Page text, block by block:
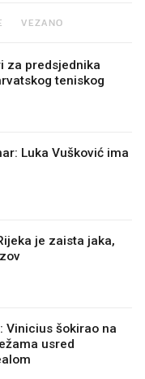
VEZANO
za predsjednika
teniskog
Luka Vušković ima
je zaista jaka,
Vinicius šokirao na
usred